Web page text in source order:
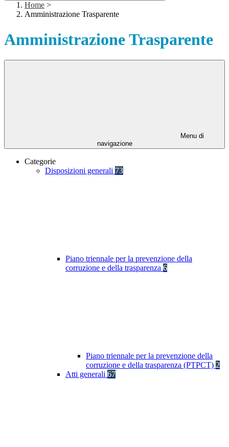
Home >
Amministrazione Trasparente
Amministrazione Trasparente
Menu di
navigazione
Categorie
Disposizioni generali 73
Piano triennale per la prevenzione della
corruzione e della trasparenza 6
Piano triennale per la prevenzione della
corruzione e della trasparenza (PTPCT) 2
Atti generali 67